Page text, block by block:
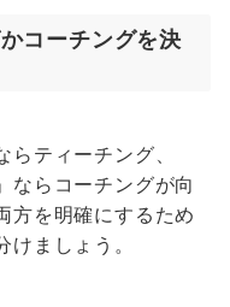
コーチングを決
ティーチング、
ならコーチングが向
方を明確にするため
ましょう。